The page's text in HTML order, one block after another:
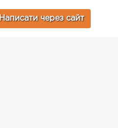
Написати через сайт